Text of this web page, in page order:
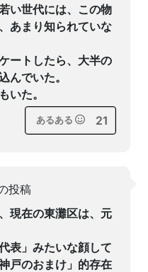
い世代には、この物
あまり知られていな
ートしたら、大半の
んでいた。
いた。
あるある 21
投稿
現在の東灘区は、元
表」みたいな顔して
戸のおまけ」的存在